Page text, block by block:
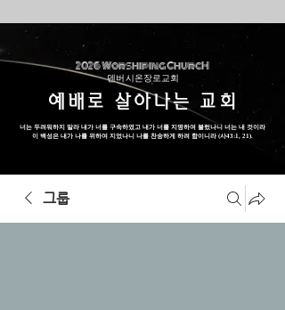
2026 Worshiping ChurcH
덴버 시온장로교회
예배로 살아나는 교회
너는 두려워하지 말라 내가 너를 구속하였고 내가 너를 지명하여 불렀나니 너는 내 것이라
이 백성은 내가 나를 위하여 지었나니 나를 찬송하게 하려 함이니라 (사43:1, 21).
그룹